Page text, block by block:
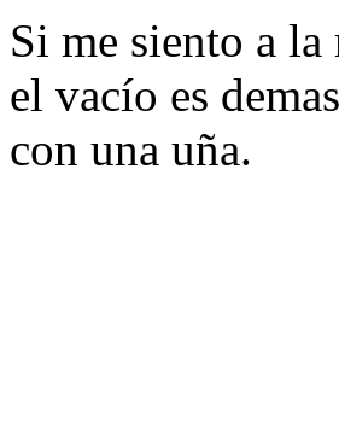
Si me siento a la
el vacío es
con una uña.